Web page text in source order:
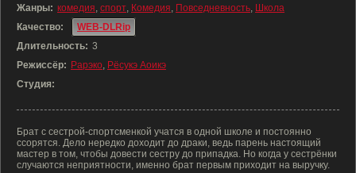
Жанры: комедия, спорт, Комедия, Повседневность, Школа
Качество:
WEB-DLRip
Длительность: 3
Режиссёр: Рарэко, Рёсукэ Аоикэ
Студия:
Брат с сестрой-спортсменкой учатся в одной школе и постоянно
ссорятся. Дело нередко доходит до драки, ведь парень настоящий
мастер в том, чтобы довести сестру до припадка. Но когда у сестрёнки
случаются неприятности, именно брат первым приходит на выручку.